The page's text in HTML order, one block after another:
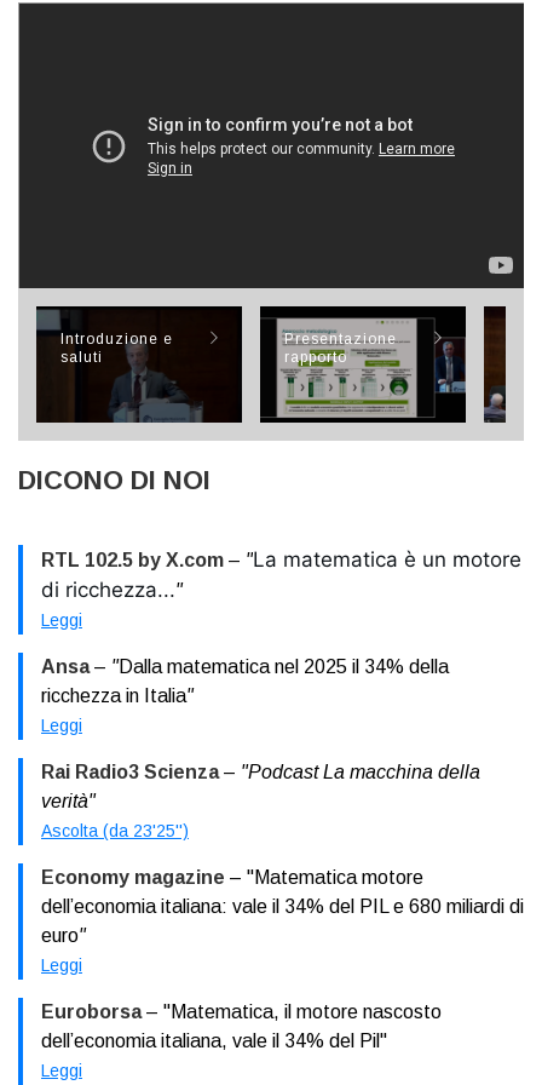
Introduzione e
saluti
Presentazione
rapporto
DICONO DI NOI
RTL 102.5 by X.com – "La matematica è un motore
di ricchezza..."
Leggi
Ansa– "Dalla matematica nel 2025 il 34% della
ricchezza in Italia"
Leggi
Rai Radio3 Scienza– "Podcast La macchina della
verità"
Ascolta (da 23'25'')
Economy magazine – "Matematica motore
dell’economia italiana: vale il 34% del PIL e 680 miliardi di
euro"
Leggi
Euroborsa– "Matematica, il motore nascosto
dell’economia italiana, vale il 34% del Pil"
Leggi